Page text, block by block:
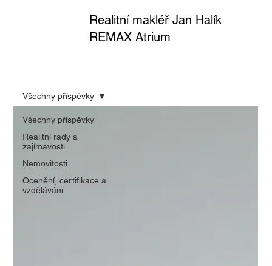
Realitní makléř Jan Halík
REMAX Atrium
Všechny příspěvky
Realitní rady a
zajímavosti
Nemovitosti
Ocenění, certifikace a
vzdělávání
Všechny příspěvky